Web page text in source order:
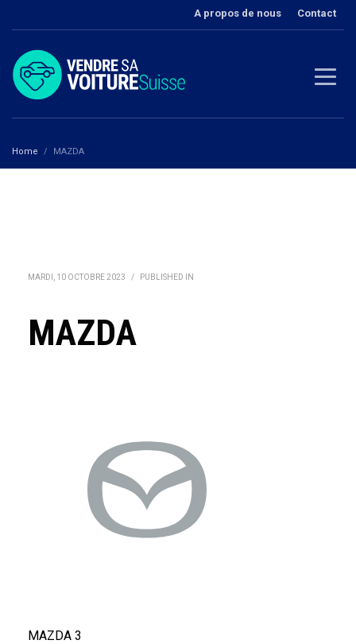
A propos de nous Contact
Home MAZDA
MARDI, 10 OCTOBRE 2023 / PUBLISHED IN
MAZDA
MAZDA 3